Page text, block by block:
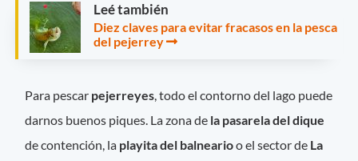
Leé también
Diez claves para evitar fracasos en la pesca
del pejerrey
Para pescar pejerreyes, todo el contorno del lago puede
darnos buenos piques. La zona de la pasarela del dique
de contención, la playita del balnearioo el sector de La